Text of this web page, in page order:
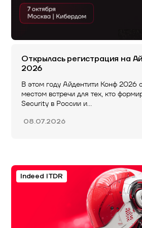
Открылась регистрация на
2026
В этом году Айдентити Конф 2026
местом встречи для тех, кто
Security в России и…
08.07.2026
Indeed ITDR